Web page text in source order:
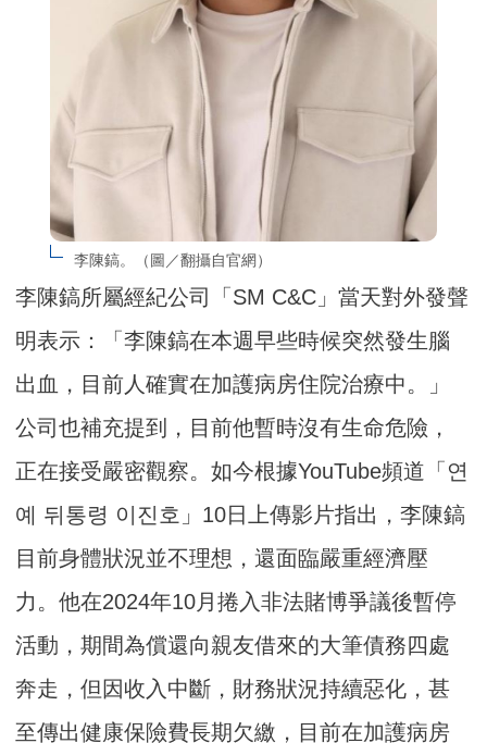
李陳鎬。（圖／翻攝自官網）
李陳鎬所屬經紀公司「SM C&C」當天對外發聲
明表示：「李陳鎬在本週早些時候突然發生腦
出血，目前人確實在加護病房住院治療中。」
公司也補充提到，目前他暫時沒有生命危險，
正在接受嚴密觀察。如今根據YouTube頻道「연
예 뒤통령 이진호」10日上傳影片指出，李陳鎬
目前身體狀況並不理想，還面臨嚴重經濟壓
力。他在2024年10月捲入非法賭博爭議後暫停
活動，期間為償還向親友借來的大筆債務四處
奔走，但因收入中斷，財務狀況持續惡化，甚
至傳出健康保險費長期欠繳，目前在加護病房